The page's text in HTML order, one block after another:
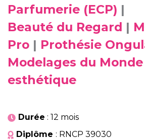
Parfumerie (ECP) |
Beauté du Regard |
Pro | Prothésie
Modelages du Monde
esthétique
Durée : 12 mois
Diplôme : RNCP 39030